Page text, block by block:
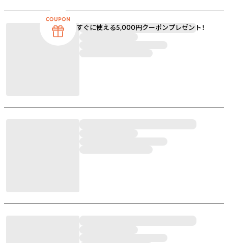
すぐに使える5,000円クーポンプレゼント！